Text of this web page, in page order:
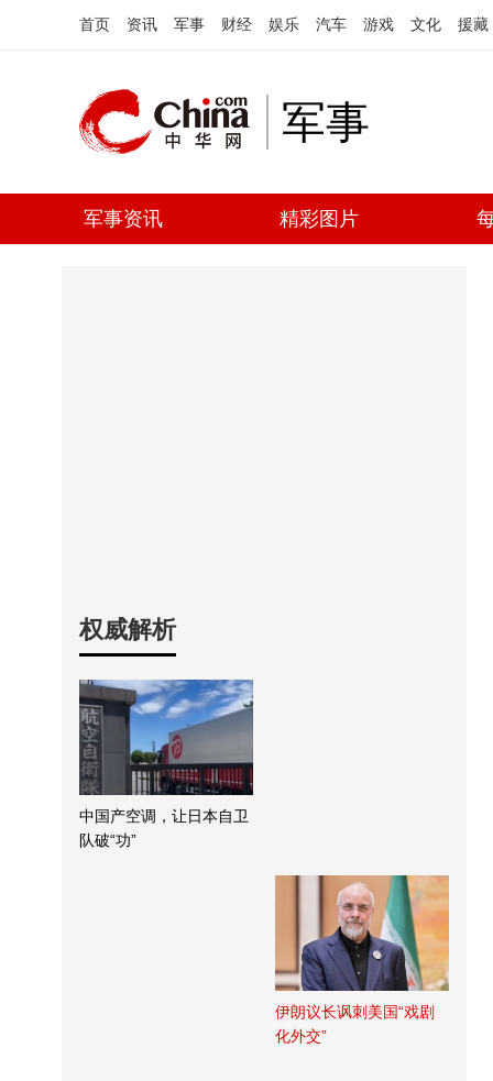
首页 资讯 军事 财经 娱乐 汽车 游戏 文化 援藏
军事
军事资讯 精彩图片
权威解析
中国产空调，让日本自卫
队破“功”
伊朗议长讽刺美国“戏剧
化外交”